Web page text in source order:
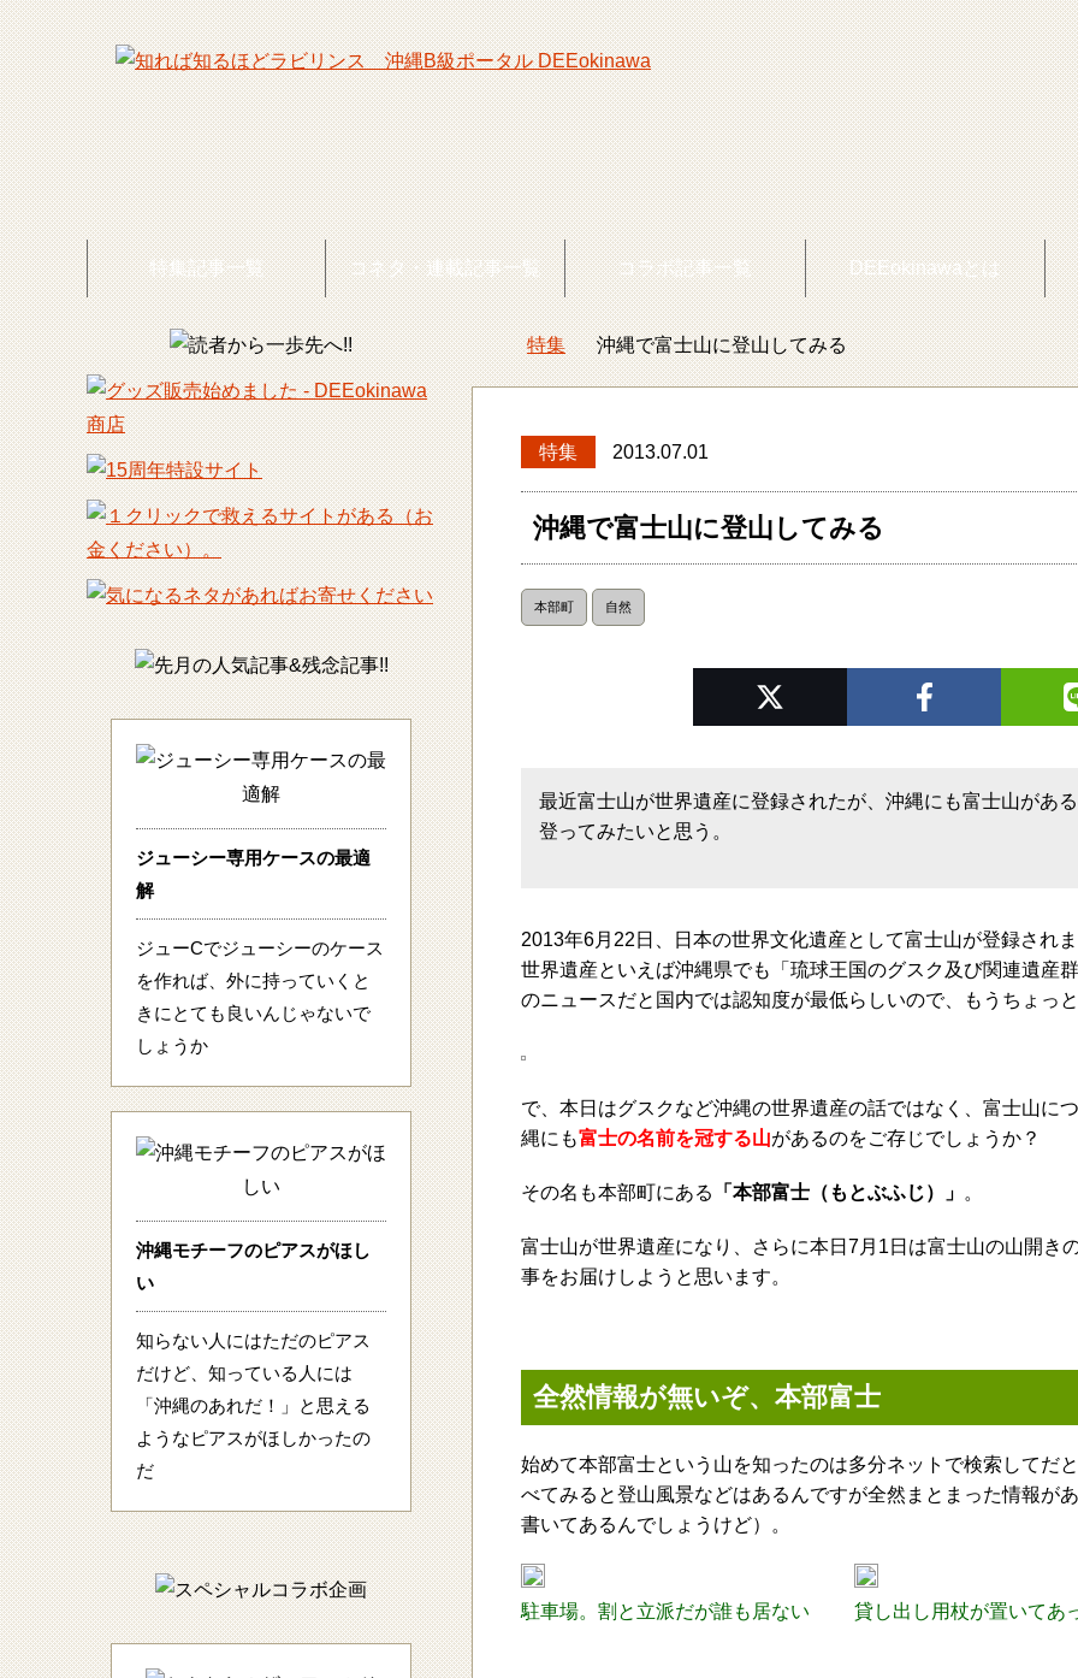
特集記事一覧 コネタ・連載記事一覧 コラボ記事一覧 DEEokinawaとは
DEEokinawaトップ
特集 沖縄で富士山に登山してみる
特集 2013.07.01
沖縄で富士山に登山してみる
本部町 自然
最近富士山が世界遺産に登録されたが、沖縄にも富士山があ
登ってみたいと思う。
2013年6月22日、日本の世界文化遺産として富士山が登録されま
世界遺産といえば沖縄県でも「琉球王国のグスク及び関連遺産
のニュースだと国内では認知度が最低らしいので、もうちょっ
で、本日はグスクなど沖縄の世界遺産の話ではなく、富士山に
縄にも富士の名前を冠する山があるのをご存じでしょうか？
その名も本部町にある 「本部富士（もとぶふじ）」 。
富士山が世界遺産になり、さらに本日7月1日は富士山の山開き
事をお届けしようと思います。
全然情報が無いぞ、本部富士
始めて本部富士という山を知ったのは多分ネットで検索してだ
べてみると登山風景などはあるんですが全然まとまった情報が
書いてあるんでしょうけど）。
駐車場。割と立派だが誰も居ない 貸し出し用杖が置いてあ
ジューシー専用ケースの最適
解
ジューCでジューシーのケース
を作れば、外に持っていくと
きにとても良いんじゃないで
しょうか
沖縄モチーフのピアスがほし
い
知らない人にはただのピアス
だけど、知っている人には
「沖縄のあれだ！」と思える
ようなピアスがほしかったの
だ